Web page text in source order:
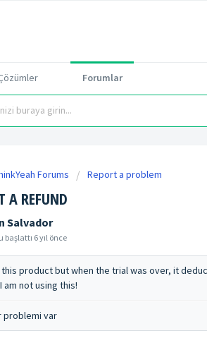
Forumlar
Forums Report a problem
A REFUND
Salvador
başlattı 6 yıl önce
this product but when the trial was over, it
am not using this!
problemi var